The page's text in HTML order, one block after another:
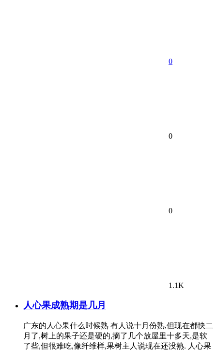
0
0
0
1.1K
人心果成熟期是几月
广东的人心果什么时候熟 有人说十月份熟,但现在都快二
月了,树上的果子还是硬的,摘了几个放屋里十多天,是软
了些,但很难吃,像纤维样,果树主人说现在还没熟. 人心果